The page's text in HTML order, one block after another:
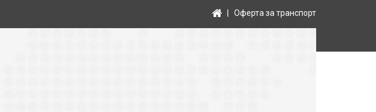
| Оферта за транспорт